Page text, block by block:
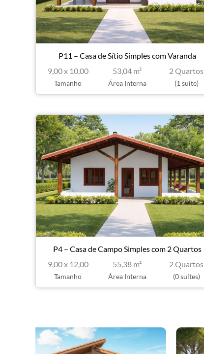
P11 – Casa de Sítio Simples com Varanda
9,00 x 10,00
Tamanho
53,04 m²
Área Interna
2 Quartos
(1 suíte)
P4 – Casa de Campo Simples com 2 Quartos
9,00 x 12,00
Tamanho
55,38 m²
Área Interna
2 Quartos
(0 suítes)